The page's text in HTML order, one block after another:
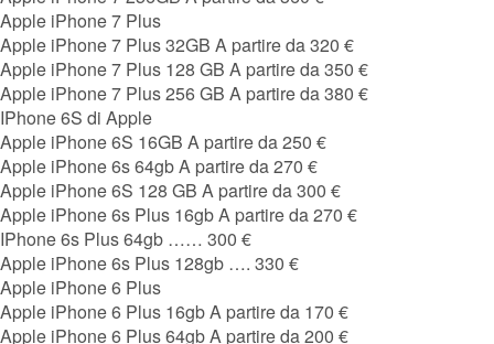
Apple iPhone 7 Plus
Apple iPhone 7 Plus 32GB A partire da 320 €
Apple iPhone 7 Plus 128 GB A partire da 350 €
Apple iPhone 7 Plus 256 GB A partire da 380 €
IPhone 6S di Apple
Apple iPhone 6S 16GB A partire da 250 €
Apple iPhone 6s 64gb A partire da 270 €
Apple iPhone 6S 128 GB A partire da 300 €
Apple iPhone 6s Plus 16gb A partire da 270 €
IPhone 6s Plus 64gb …… 300 €
Apple iPhone 6s Plus 128gb …. 330 €
Apple iPhone 6 Plus
Apple iPhone 6 Plus 16gb A partire da 170 €
Apple iPhone 6 Plus 64gb A partire da 200 €